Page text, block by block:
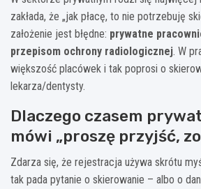
zakłada, że „jak płacę, to nie potrzebuję
założenie jest błędne: prywatne
przepisom ochrony radiologicznej. W
większość placówek i tak poprosi o
lekarza/dentysty.
Dlaczego czasem
mówi „proszę przyjść,
Zdarza się, że rejestracja używa skrótu
tak pada pytanie o skierowanie – albo o